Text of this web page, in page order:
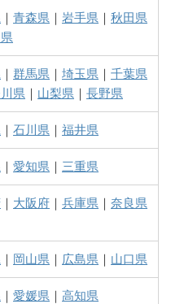
｜ 青森県 ｜ 岩手県 ｜ 秋田県
｜ 群馬県 ｜ 埼玉県 ｜ 千葉県
県 ｜ 山梨県 ｜ 長野県
｜ 石川県 ｜ 福井県
｜ 愛知県 ｜ 三重県
｜ 大阪府 ｜ 兵庫県 ｜ 奈良県
｜ 岡山県 ｜ 広島県 ｜ 山口県
｜ 愛媛県 ｜ 高知県